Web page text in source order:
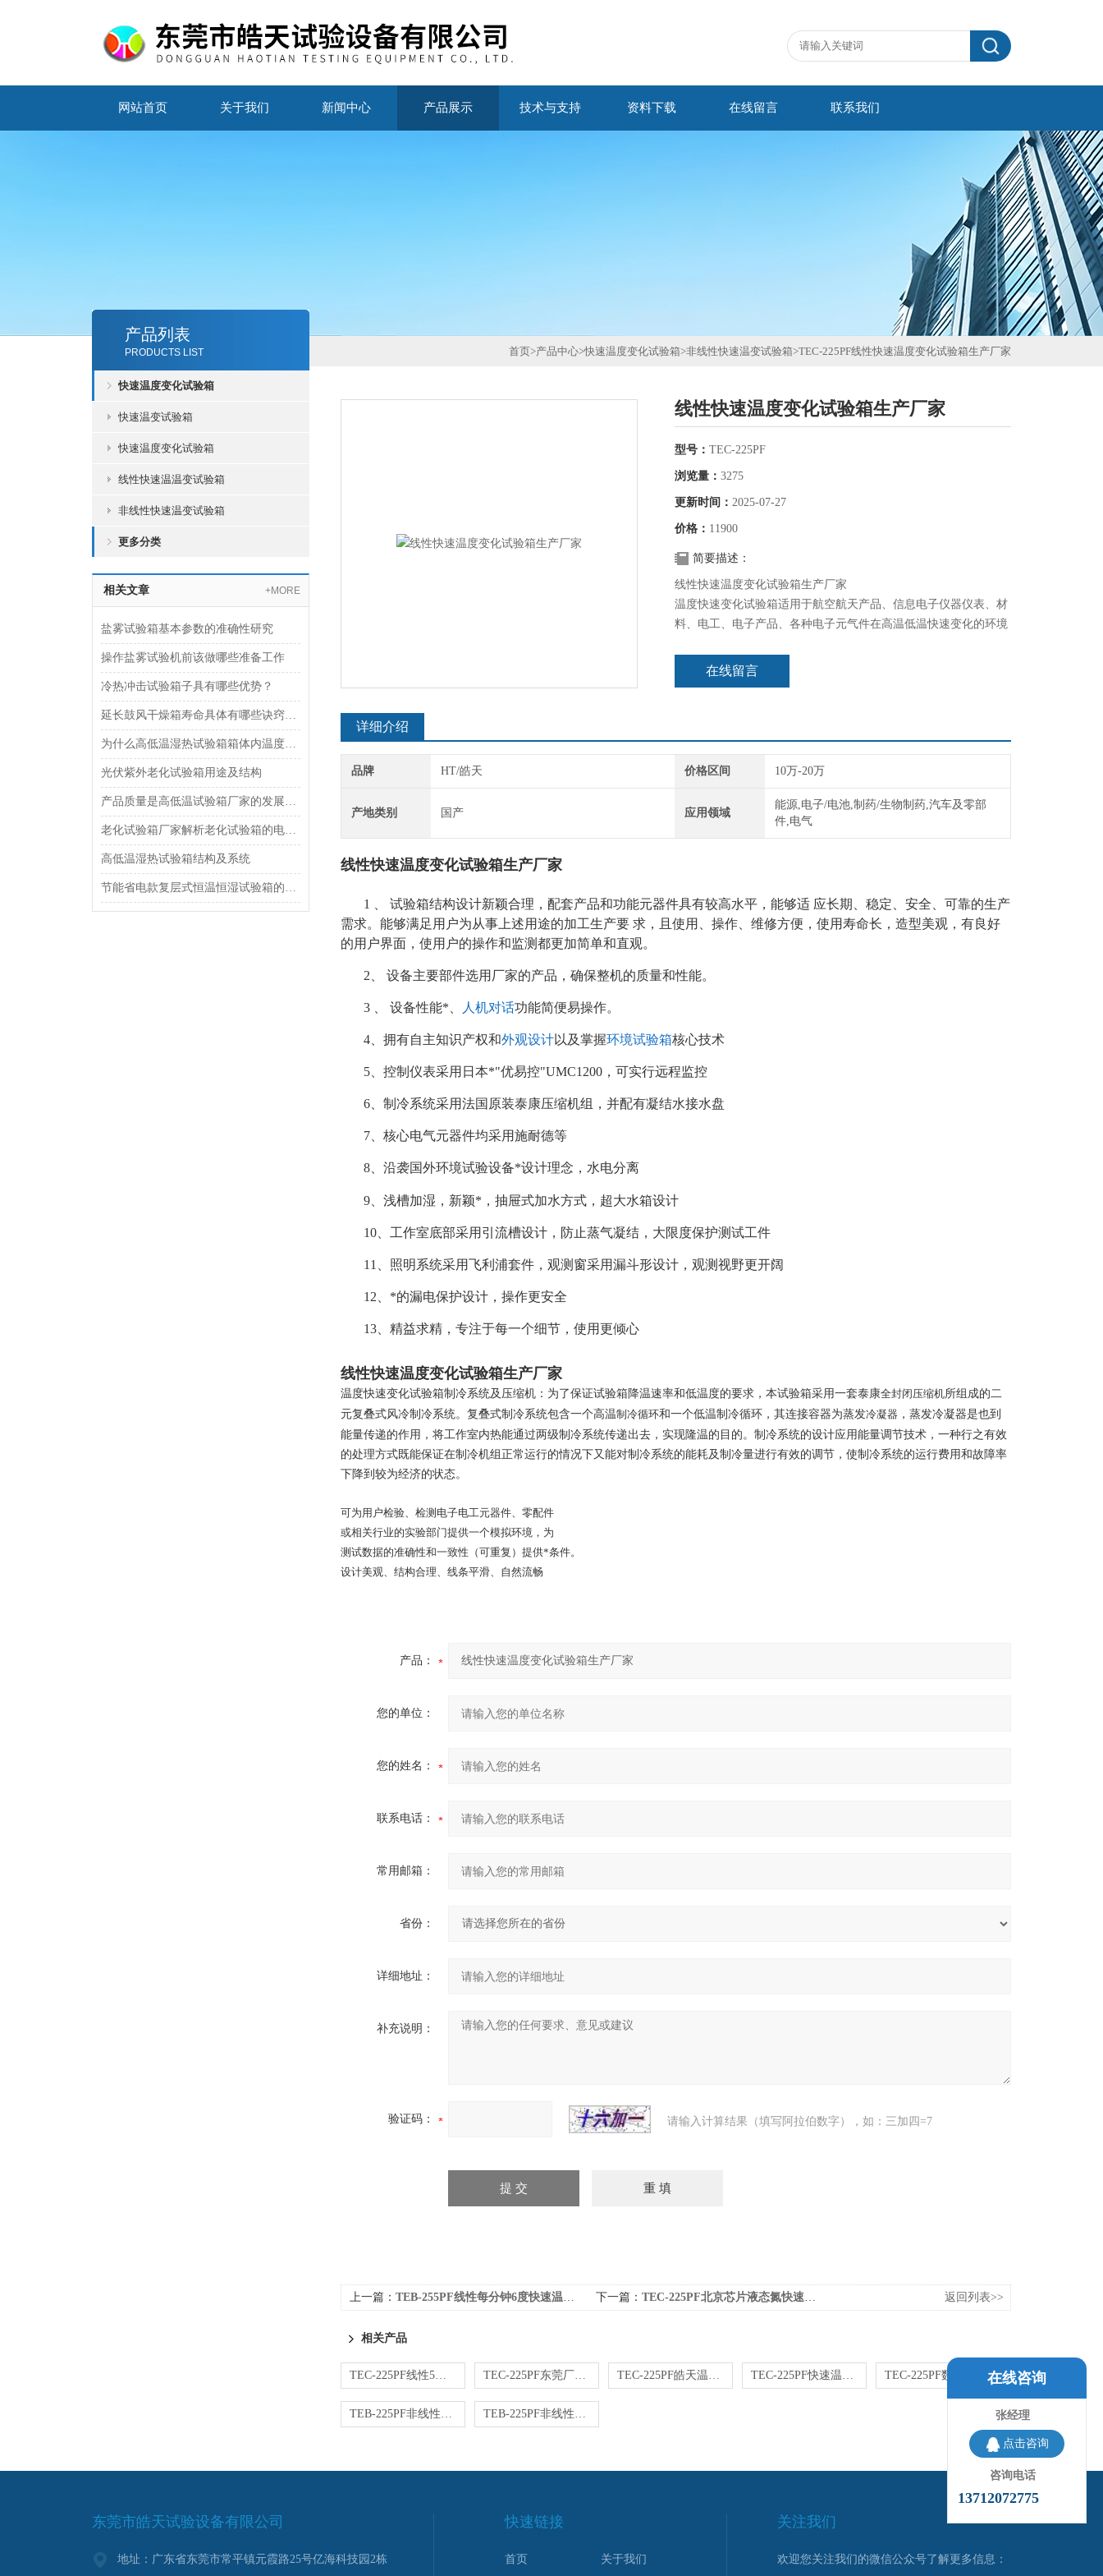
网站首页 关于我们 新闻中心 产品展示 技术与支持 资料下载 在线留言 联系我们
产品列表
PRODUCTS LIST
快速温度变化试验箱
快速温变试验箱
快速温度变化试验箱
线性快速温温变试验箱
非线性快速温变试验箱
更多分类
相关文章 +MORE
盐雾试验箱基本参数的准确性研究
操作盐雾试验机前该做哪些准备工作
冷热冲击试验箱子具有哪些优势？
延长鼓风干燥箱寿命具体有哪些诀窍，您知道吗？
为什么高低温湿热试验箱箱体内温度不均匀
光伏紫外老化试验箱用途及结构
产品质量是高低温试验箱厂家的发展根本
老化试验箱厂家解析老化试验箱的电路控制系统
高低温湿热试验箱结构及系统
节能省电款复层式恒温恒湿试验箱的操作规范
首页>产品中心>快速温度变化试验箱>非线性快速温变试验箱>TEC-225PF线性快速温度变化试验箱生产厂家
线性快速温度变化试验箱生产厂家
型号： TEC-225PF
浏览量： 3275
更新时间： 2025-07-27
价格： 11900
简要描述：
线性快速温度变化试验箱生产厂家
温度快速变化试验箱适用于航空航天产品、信息电子仪器仪表、材
料、电工、电子产品、各种电子元气件在高温低温快速变化的环境
在线留言
详细介绍
品牌 HT/皓天 价格区间 10万-20万
产地类别 国产 应用领域
能源,电子/电池,制药/生物制药,汽车及零部
件,电气
线性快速温度变化试验箱生产厂家
1 、 试验箱结构设计新颖合理，配套产品和功能元器件具有较高水平，能够适 应长期、稳定、安全、可靠的生产
需求。能够满足用户为从事上述用途的加工生产要 求，且使用、操作、维修方便，使用寿命长，造型美观，有良好
的用户界面，使用户的操作和监测都更加简单和直观。
2、 设备主要部件选用厂家的产品，确保整机的质量和性能。
3 、 设备性能*、 人机对话功能简便易操作。
4、拥有自主知识产权和外观设计以及掌握环境试验箱核心技术
5、控制仪表采用日本*"优易控"UMC1200，可实行远程监控
6、制冷系统采用法国原装泰康压缩机组，并配有凝结水接水盘
7、核心电气元器件均采用施耐德等
8、沿袭国外环境试验设备*设计理念，水电分离
9、浅槽加湿，新颖*，抽屉式加水方式，超大水箱设计
10、工作室底部采用引流槽设计，防止蒸气凝结，大限度保护测试工件
11、照明系统采用飞利浦套件，观测窗采用漏斗形设计，观测视野更开阔
12、*的漏电保护设计，操作更安全
13、精益求精，专注于每一个细节，使用更倾心
线性快速温度变化试验箱生产厂家
温度快速变化试验箱制冷系统及压缩机：为了保证试验箱降温速率和低温度的要求，本试验箱采用一套泰康全封闭压缩机所组成的二
元复叠式风冷制冷系统。复叠式制冷系统包含一个高温制冷循环和一个低温制冷循环，其连接容器为蒸发冷凝器 ，蒸发冷凝器是也到
能量传递的作用，将工作室内热能通过两级制冷系统传递出去，实现隆温的目的。制冷系统的设计应用能量调节技术，一种行之有效
的处理方式既能保证在制冷机组正常运行的情况下又能对制冷系统的能耗及制冷量进行有效的调节，使制冷系统的运行费用和故障率
下降到较为经济的状态。
可为用户检验、检测电子电工元器件、零配件
或相关行业的实验部门提供一个模拟环境，为
测试数据的准确性和一致性（可重复）提供*条件。
设计美观、结构合理、线条平滑、自然流畅
产品：
您的单位：
您的姓名：
联系电话：
常用邮箱：
省份：
详细地址：
补充说明：
验证码： 请输入计算结果（填写阿拉伯数字），如：三加四=7
上一篇： TEB-255PF线性每分钟6度快速温度变化试验箱 下一篇： TEC-225PF北京芯片液态氮快速温变试验箱 返回列表>>
相关产品
东莞市皓天试验设备有限公司
地址：广东省东莞市常平镇元霞路25号亿海科技园2栋
快速链接
首页 关于我们
关注我们
欢迎您关注我们的微信公众号了解更多信息：
在线咨询
张经理
点击咨询
咨询电话
13712072775